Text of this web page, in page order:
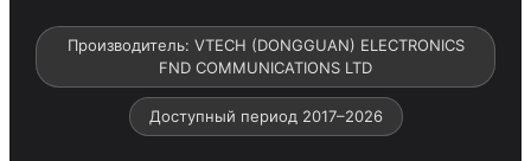
Производитель: VTECH (DONGGUAN) ELECTRONICS
FND COMMUNICATIONS LTD
Доступный период 2017–2026